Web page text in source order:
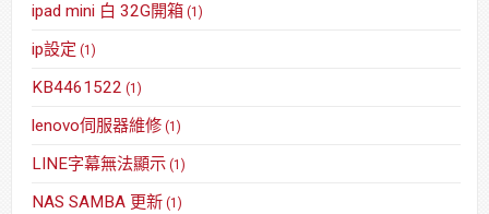
ipad mini 白 32G開箱 (1)
ip設定 (1)
KB4461522 (1)
lenovo伺服器維修 (1)
LINE字幕無法顯示 (1)
NAS SAMBA 更新 (1)